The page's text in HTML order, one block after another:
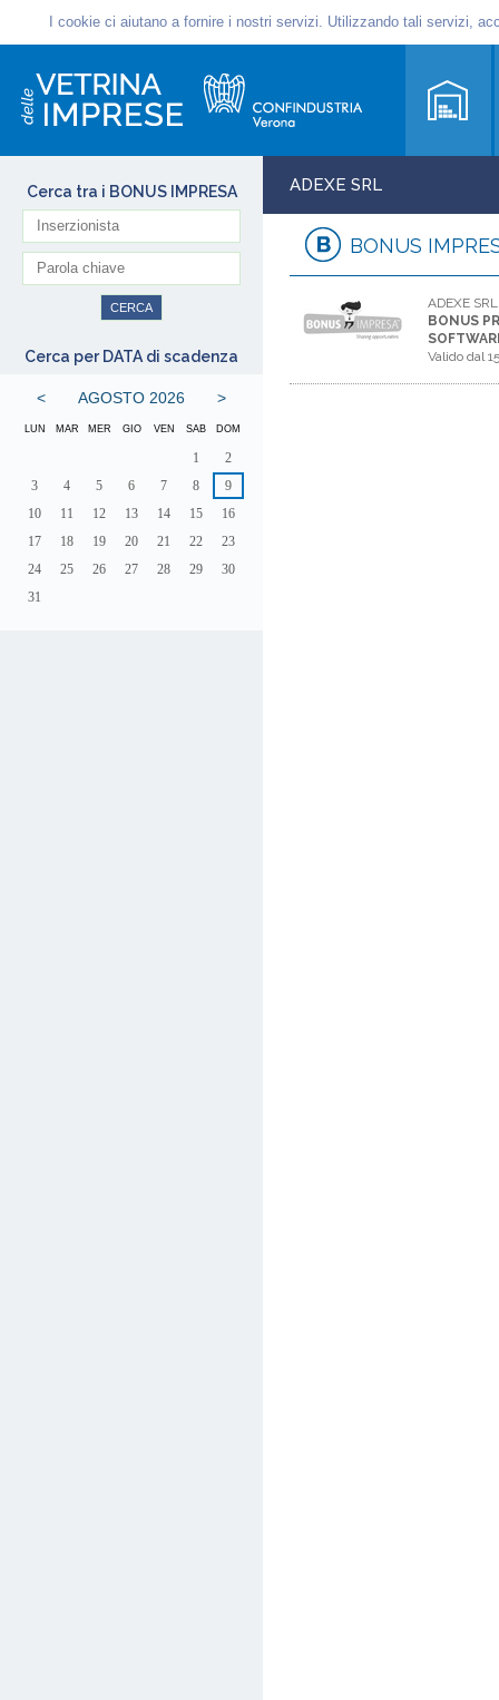
Cerca tra i BONUS IMPRESA
Cerca per DATA di scadenza
< AGOSTO 2026 >
LUN MAR MER GIO VEN SAB DOM
1
2
3
4 5 6 7 8
9
10
11 12 13 14 15
16
17
18 19 20 21 22
23
24
25 26 27 28 29
30
31
ADEXE SRL
BONUS
ADEXE SRL
BONUS
Valido dal